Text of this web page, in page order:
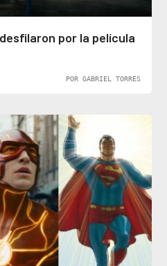
por la película
POR GABRIEL TORRES